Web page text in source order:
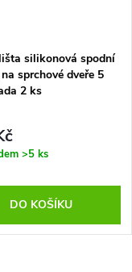
silikonová spodní
sprchové dveře 5
2 ks
>5 ks
DO KOŠÍKU